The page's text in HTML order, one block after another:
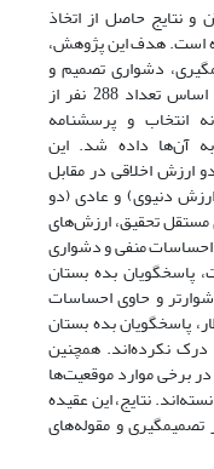
و نتایج حاصل از اتخاذ
است. هدف این پژوهش،
دشواری تصمیم و
احساسات منفی ناشی از آن است. بر این اساس تعداد 288 نفر از
انتخاب و پرسشنامه
آن‌ها داده شد. این
ارزش اخلاقی در مقابل
دنیوی) و عادی (دو
تحقیق، ارزش‌های
احساسات منفی و دشواری
پاسخگویان بده بستان
و حاوی احساسات
پاسخگویان بده بستان
درک نکرده‌اند. همچنین
برخی موارد موقعیت‌ها
نتایج، این عقیده
تصمیم‏گیری و مقوله‌های